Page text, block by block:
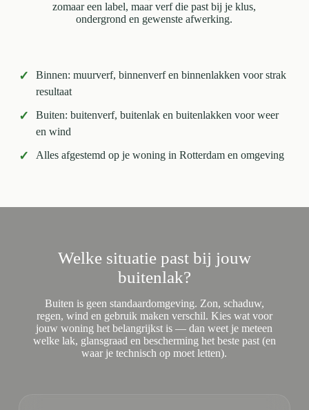
zomaar een label, maar verf die past bij je klus,
ondergrond en gewenste afwerking.
✓
Binnen: muurverf, binnenverf en binnenlakken voor strak
resultaat
✓
Buiten: buitenverf, buitenlak en buitenlakken voor weer
en wind
✓ Alles afgestemd op je woning in Rotterdam en omgeving
Welke situatie past bij jouw
buitenlak?
Buiten is geen standaardomgeving. Zon, schaduw,
regen, wind en gebruik maken verschil. Kies wat voor
jouw woning het belangrijkst is — dan weet je meteen
welke lak, glansgraad en bescherming het beste past (en
waar je technisch op moet letten).